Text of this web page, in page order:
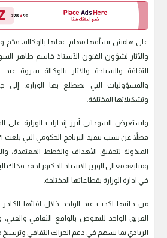
على هامش تسلّمها مهام عملها بالوكالة، قدّم
والآثار لشؤون الفنون الأستاذ قاسم طاهر
الثقافة والسياحة والآثار بالوكالة سروة
والمسؤوليات التي تضطلع بها الوزارة،
وتشكيلاتها المختلفة.
واستعرض السوداني أبرز إنجازات الوزارة على
المبذولة لتحقيق الأهداف والخطط المعتمدة،
ومتابعة معالي الوزير الاستاذ الدكتور احمد فكاك
في ادارة الوزارة بقطاعاتها المختلفة.
من جانبها اكدت عبد الواحد خلال لقائها
الفريق الواحد للنهوض بالواقع الثقافي والفني،
الريادي بما يسهم في دعم الحراك الثقافي وترسيخ